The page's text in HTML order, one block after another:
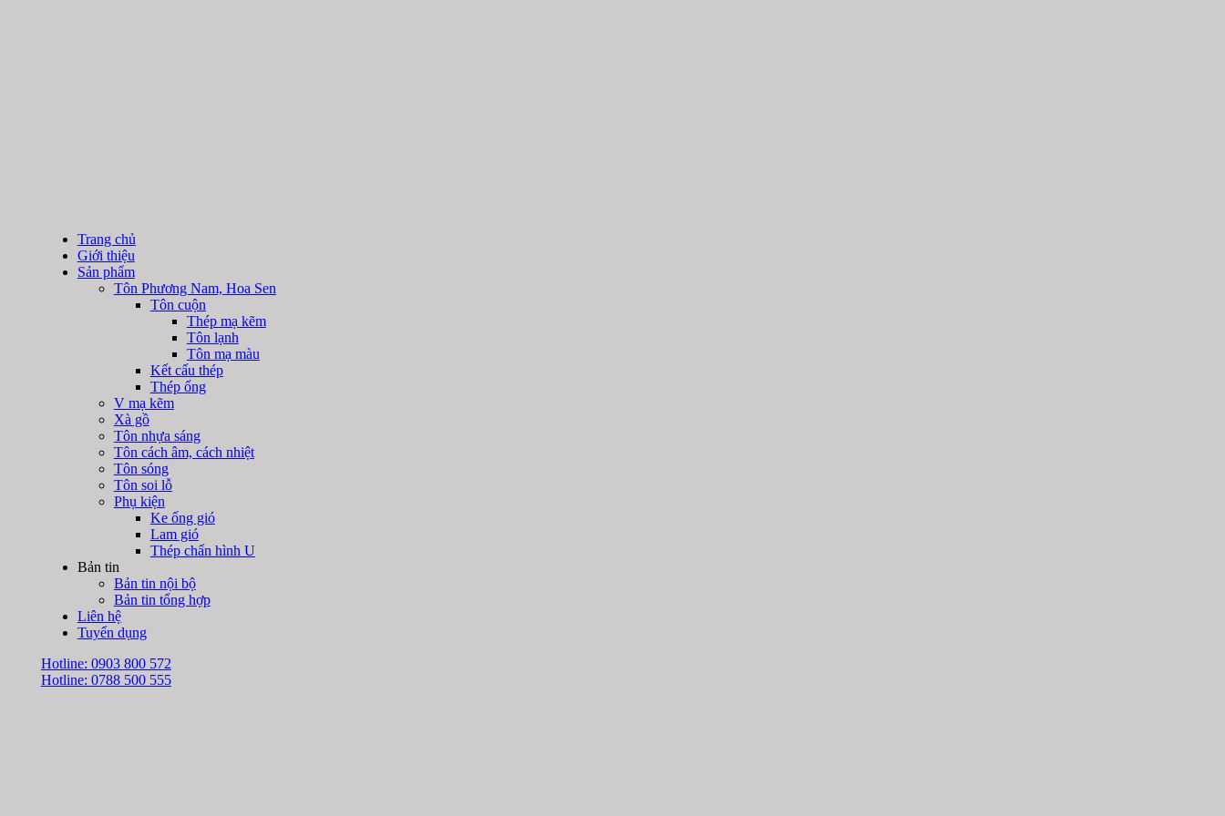
Trang chủ
Giới thiệu
Sản phẩm
Tôn Phương Nam, Hoa Sen
Tôn cuộn
Thép mạ kẽm
Tôn lạnh
Tôn mạ màu
Kết cấu thép
Thép ống
V mạ kẽm
Xà gồ
Tôn nhựa sáng
Tôn cách âm, cách nhiệt
Tôn sóng
Tôn soi lỗ
Phụ kiện
Ke ống gió
Lam gió
Thép chấn hình U
Bản tin
Bản tin nội bộ
Bản tin tổng hợp
Liên hệ
Tuyển dụng
Hotline: 0903 800 572
Hotline: 0788 500 555